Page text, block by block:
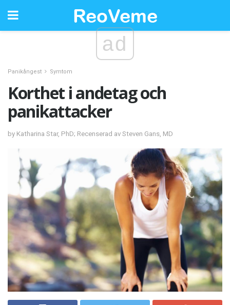
ad
Panikångest Symtom
Korthet i andetag och
panikattacker
by Katharina Star, PhD; Recenserad av Steven Gans, MD